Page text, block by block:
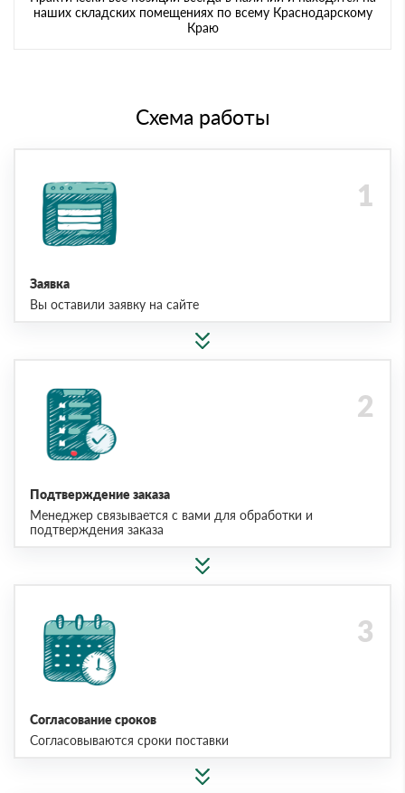
наших складских помещениях по всему Краснодарскому
Краю
Схема работы
Заявка
Вы оставили заявку на сайте
Подтверждение заказа
Менеджер связывается с вами для обработки и
подтверждения заказа
Согласование сроков
Согласовываются сроки поставки